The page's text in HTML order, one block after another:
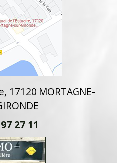
17120 MORTAGNE-
27 11